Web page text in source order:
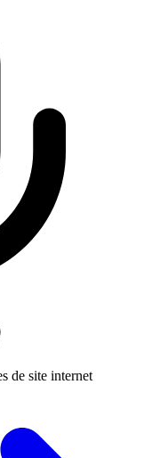
de site internet